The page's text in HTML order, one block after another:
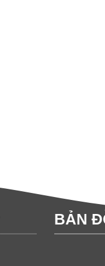
BẢN